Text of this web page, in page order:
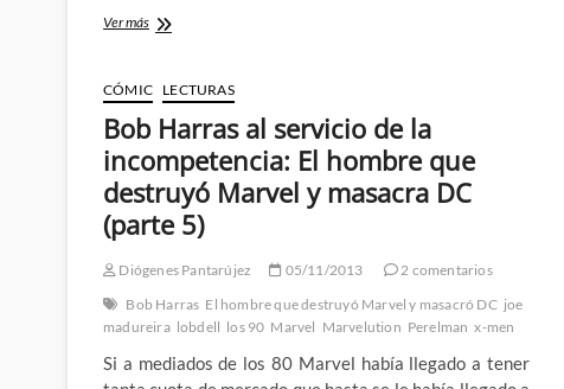
Ver másBob
la
llegada
de
caballeros:
El
hombre
que
Marvel
y
masacra
(parte
7)
CÓMIC LECTURAS
Bob Harras al servicio de la
incompetencia: El hombre que
destruyó Marvel y masacra DC
(parte 5)
Diógenes Pantarújez 05/11/2013
2 comentarios
Bob Harras El hombre que destruyó Marvel y masacró DC joe
madureira lobdell los 90 Marvel Marvelution Perelman x-men
Si a mediados de los 80 Marvel había llegado a tener